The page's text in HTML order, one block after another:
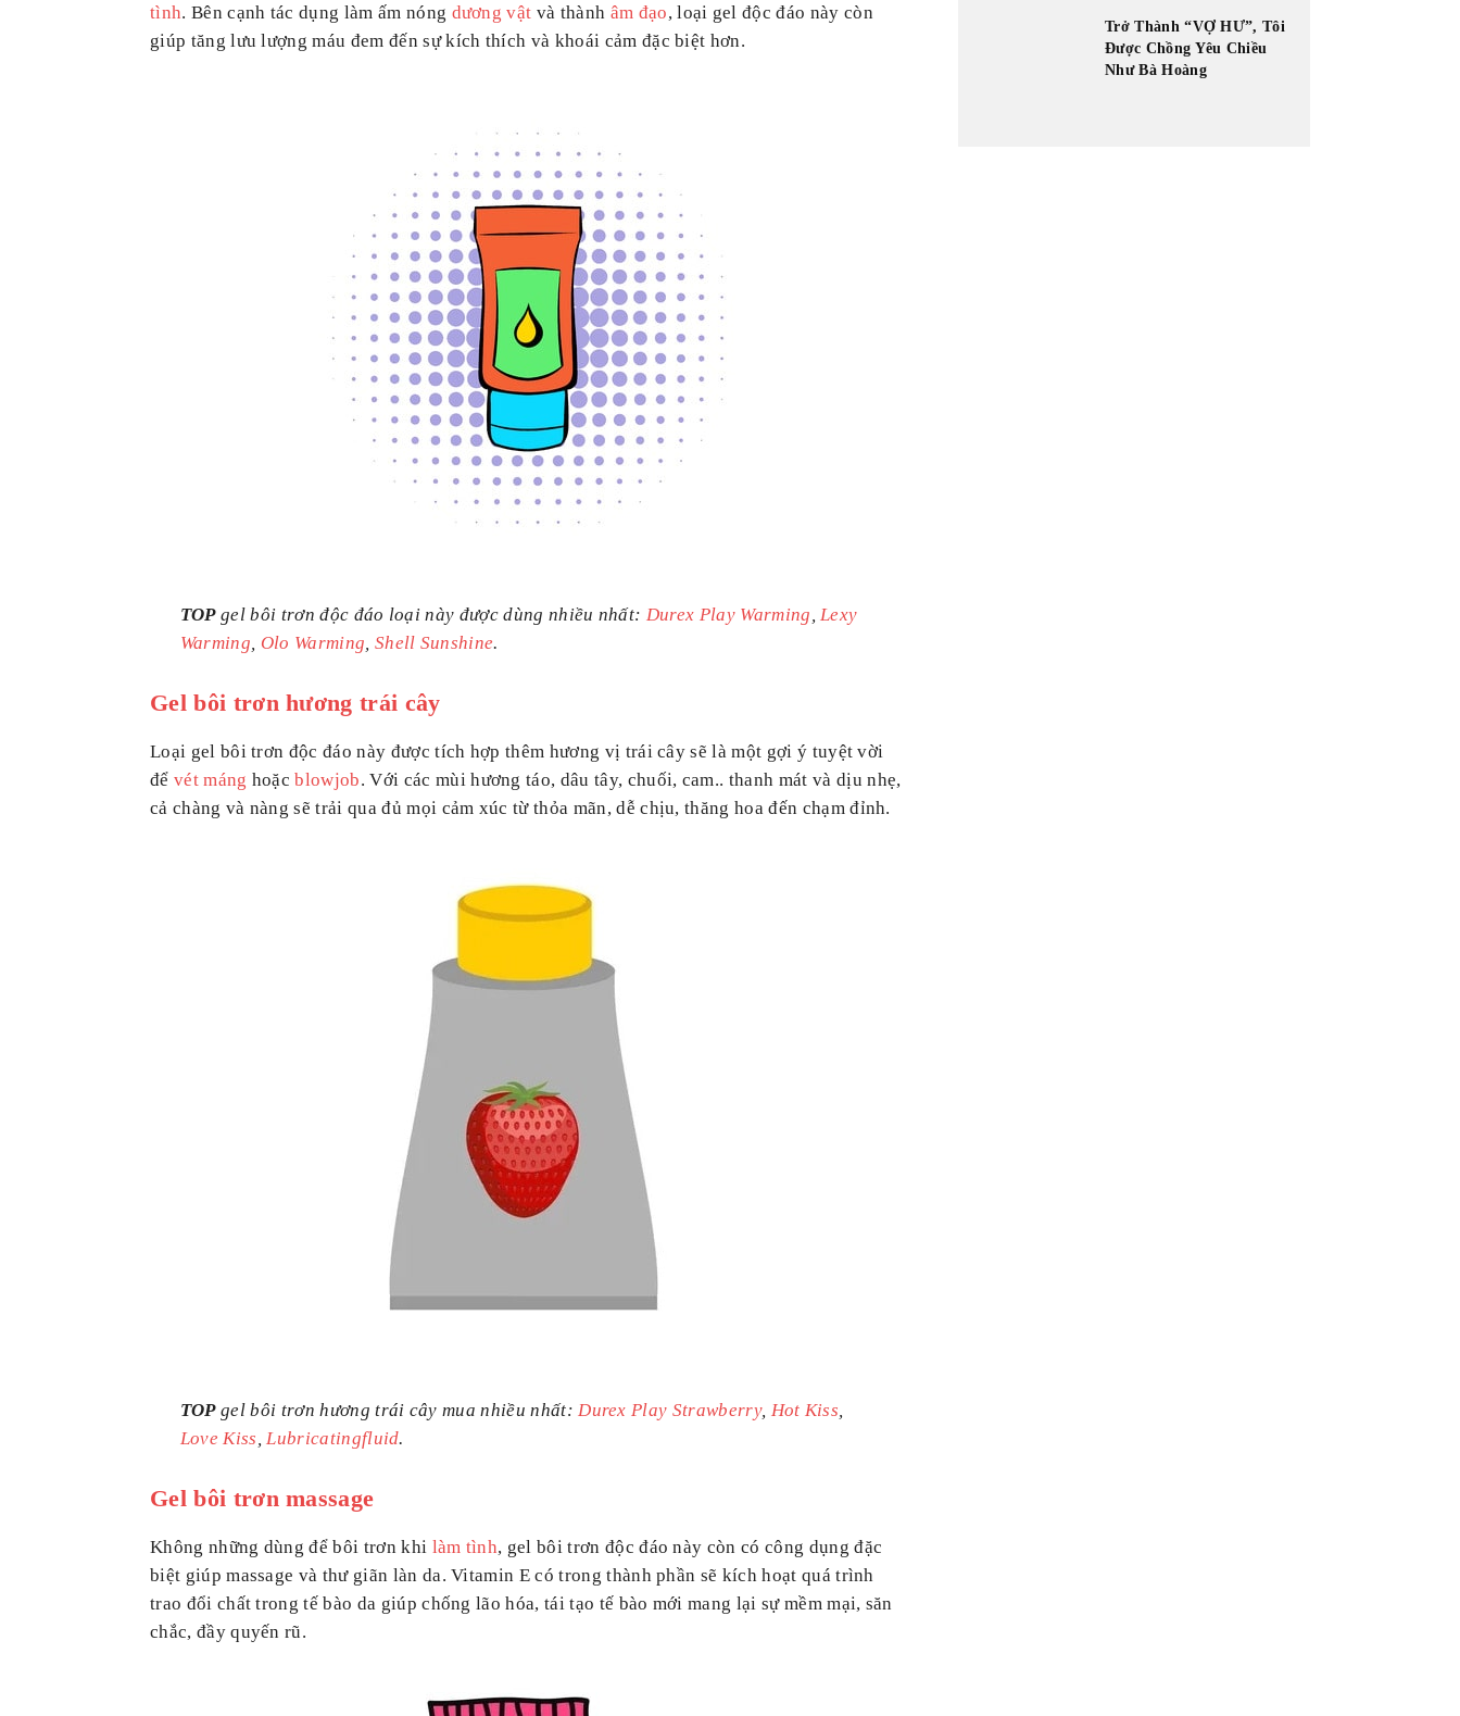
tình. Bên cạnh tác dụng làm ấm nóng dương vật và thành âm đạo, loại gel độc đáo này còn
giúp tăng lưu lượng máu đem đến sự kích thích và khoái cảm đặc biệt hơn.
TOPgel bôi trơn độc đáo loại này được dùng nhiều nhất: Durex Play Warming Lexy
Warming Olo Warming Shell Sunshine.
Gel bôi trơn hương trái cây
Loại gel bôi trơn độc đáo này được tích hợp thêm hương vị trái cây sẽ là một gợi ý tuyệt vời
để vét máng hoặcblowjob. Với các mùi hương táo, dâu tây, chuối, cam.. thanh mát và dịu nhẹ,
cả chàng và nàng sẽ trải qua đủ mọi cảm xúc từ thỏa mãn, dễ chịu, thăng hoa đến chạm đỉnh.
TOPgel bôi trơn hương trái cây mua nhiều nhất: Durex Play Strawberry, Hot Kiss
Love Kiss Lubricatingfluid.
Gel bôi trơn massage
Không những dùng để bôi trơn khi làm tình, gel bôi trơn độc đáo này còn có công dụng đặc
biệt giúp massage và thư giãn làn da. Vitamin E có trong thành phần sẽ kích hoạt quá trình
trao đổi chất trong tế bào da giúp chống lão hóa, tái tạo tế bào mới mang lại sự mềm mại, săn
chắc, đầy quyến rũ.
Trở Thành “VỢ HƯ”, Tôi
Được Chồng Yêu Chiều
Như Bà Hoàng